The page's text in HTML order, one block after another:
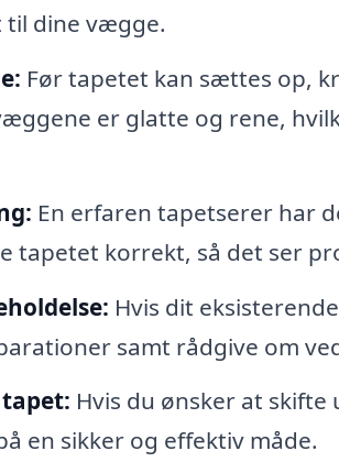
til dine vægge.
Før tapetet kan sættes op,
er glatte og rene,
En erfaren tapetserer har
korrekt, så det ser
Hvis dit
samt rådgive om
Hvis du ønsker at
en sikker og effektiv måde.